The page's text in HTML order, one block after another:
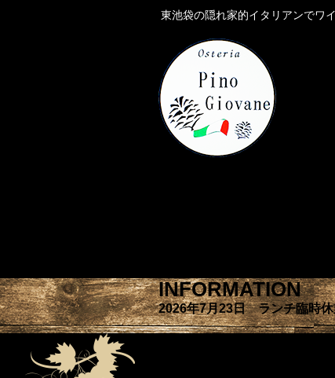
東池袋の隠れ家的イタリアンでワ
INFORMATION
2026年7月23日 ランチ臨時休